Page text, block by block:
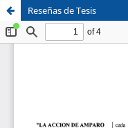
Sistema de
Bibliotecas
Facultad de
Derecho
Reseñas de Tesis